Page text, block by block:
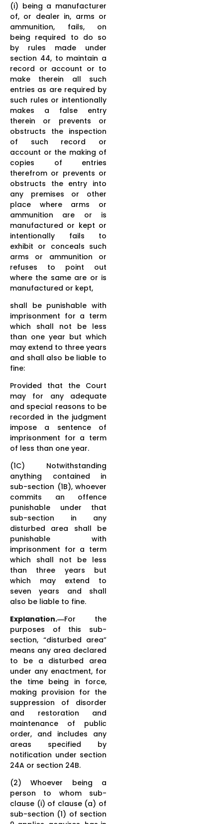
(i) being a manufacturer
of, or dealer in, arms or
ammunition, fails, on
being required to do so
by rules made under
section 44, to maintain a
record or account or to
make therein all such
entries as are required by
such rules or intentionally
makes a false entry
therein or prevents or
obstructs the inspection
of such record or
account or the making of
copies of entries
therefrom or prevents or
obstructs the entry into
any premises or other
place where arms or
ammunition are or is
manufactured or kept or
intentionally fails to
exhibit or conceals such
arms or ammunition or
refuses to point out
where the same are or is
manufactured or kept,
shall be punishable with
imprisonment for a term
which shall not be less
than one year but which
may extend to three years
and shall also be liable to
fine:
Provided that the Court
may for any adequate
and special reasons to be
recorded in the judgment
impose a sentence of
imprisonment for a term
of less than one year.
(1C) Notwithstanding
anything contained in
sub-section (1B), whoever
commits an offence
punishable under that
sub-section in any
disturbed area shall be
punishable with
imprisonment for a term
which shall not be less
than three years but
which may extend to
seven years and shall
also be liable to fine.
Explanation.―For the
purposes of this sub-
section, “disturbed area”
means any area declared
to be a disturbed area
under any enactment, for
the time being in force,
making provision for the
suppression of disorder
and restoration and
maintenance of public
order, and includes any
areas specified by
notification under section
24A or section 24B.
(2) Whoever being a
person to whom sub-
clause (i) of clause (a) of
sub-section (1) of section